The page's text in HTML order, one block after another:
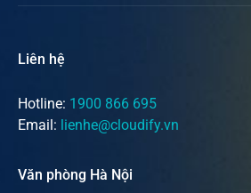
Liên hệ
Hotline: 1900 866 695
Email: lienhe@cloudify.vn
Văn phòng Hà Nội